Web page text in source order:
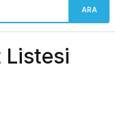
ARA
Listesi